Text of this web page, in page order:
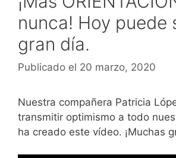
nunca! Hoy puede
gran día.
Publicado el 20 marzo, 2020
Nuestra compañera Patricia
transmitir optimismo a todo
ha creado este vídeo. ¡Muchas